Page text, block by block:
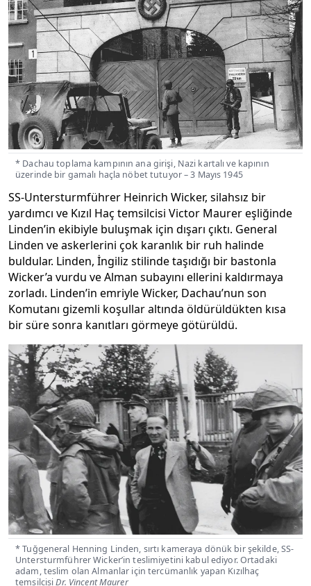
* Dachau toplama kampının ana girişi, Nazi kartalı ve kapının
üzerinde bir gamalı haçla nöbet tutuyor – 3 Mayıs 1945
SS-Untersturmführer Heinrich Wicker, silahsız bir
yardımcı ve Kızıl Haç temsilcisi Victor Maurer eşliğinde
Linden’in ekibiyle buluşmak için dışarı çıktı. General
Linden ve askerlerini çok karanlık bir ruh halinde
buldular. Linden, İngiliz stilinde taşıdığı bir bastonla
Wicker’a vurdu ve Alman subayını ellerini kaldırmaya
zorladı. Linden’in emriyle Wicker, Dachau’nun son
Komutanı gizemli koşullar altında öldürüldükten kısa
bir süre sonra kanıtları görmeye götürüldü.
* Tuğgeneral Henning Linden, sırtı kameraya dönük bir şekilde, SS-
Untersturmführer Wicker’in teslimiyetini kabul ediyor. Ortadaki
adam, teslim olan Almanlar için tercümanlık yapan Kızılhaç
temsilcisiDr. Vincent Maurer